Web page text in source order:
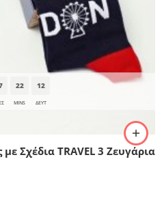
22
MINS
11
ΔΕΥΤ
Σχέδια TRAVEL 3 Ζευγάρια